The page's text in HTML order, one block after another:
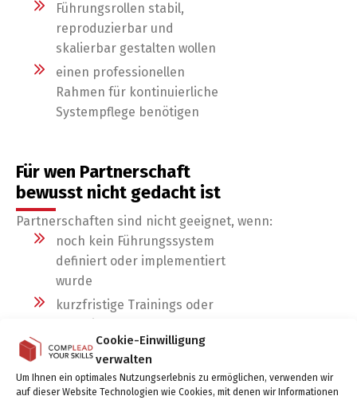
Cookie-Einwilligung
verwalten
Um Ihnen ein optimales Nutzungserlebnis zu ermöglichen, verwenden wir
auf dieser Website Technologien wie Cookies, mit denen wir Informationen
Führungsrollen stabil,
reproduzierbar und
skalierbar gestalten wollen
einen professionellen
Rahmen für kontinuierliche
Systempflege benötigen
Für wen Partnerschaft
bewusst nicht gedacht ist
Partnerschaften sind nicht geeignet, wenn:
noch kein Führungssystem
definiert oder implementiert
wurde
kurzfristige Trainings oder
gesucht werden
Führung primär über
kulturelle Initiativen